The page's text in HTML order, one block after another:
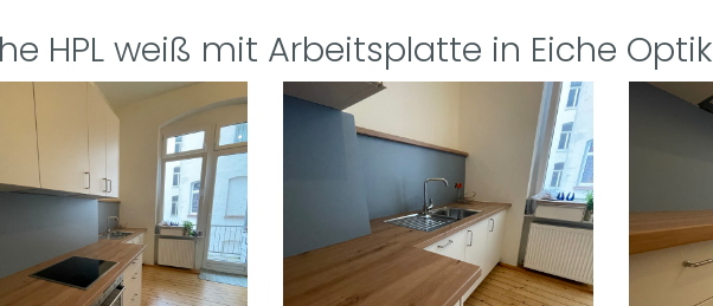
HPL weiß mit Arbeitsplatte in Eiche Optik